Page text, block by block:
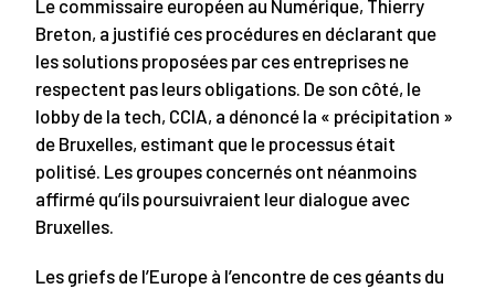
Le commissaire européen au Numérique, Thierry
Breton, a justifié ces procédures en déclarant que
les solutions proposées par ces entreprises ne
respectent pas leurs obligations. De son côté, le
lobby de la tech, CCIA, a dénoncé la « précipitation »
de Bruxelles, estimant que le processus était
politisé. Les groupes concernés ont néanmoins
affirmé qu’ils poursuivraient leur dialogue avec
Bruxelles.
Les griefs de l’Europe à l’encontre de ces géants du